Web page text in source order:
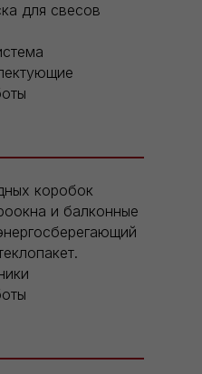
для свесов
коробок
и балконные